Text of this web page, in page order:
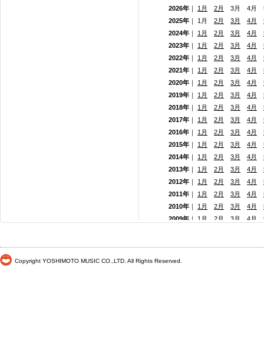
2026年 ｜ 1月 2月
3月 4月
2025年 ｜ 1月 2月 3月 4月
2024年 ｜ 1月 2月 3月 4月
2023年 ｜ 1月 2月 3月 4月
2022年 ｜ 1月 2月 3月 4月
2021年 ｜ 1月 2月 3月 4月
2020年 ｜ 1月 2月 3月 4月
2019年 ｜ 1月 2月 3月 4月
2018年 ｜ 1月 2月 3月 4月
2017年 ｜ 1月 2月 3月 4月
2016年 ｜ 1月 2月 3月 4月
2015年 ｜ 1月 2月 3月 4月
2014年 ｜ 1月 2月 3月 4月
2013年 ｜ 1月 2月 3月 4月
2012年 ｜ 1月 2月 3月 4月
2011年 ｜ 1月 2月 3月 4月
2010年 ｜ 1月 2月 3月 4月
2009年 ｜ 1月 2月 3月 4月
Copyright YOSHIMOTO MUSIC CO.,LTD. All Rights Reserved.